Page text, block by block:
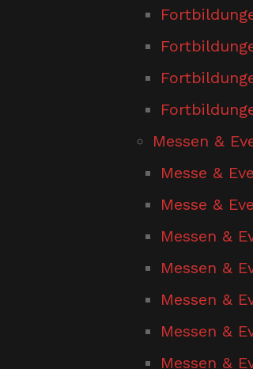
Messen &
Messe &
Messe &
Messen &
Messen &
Messen &
Messen &
Messen &